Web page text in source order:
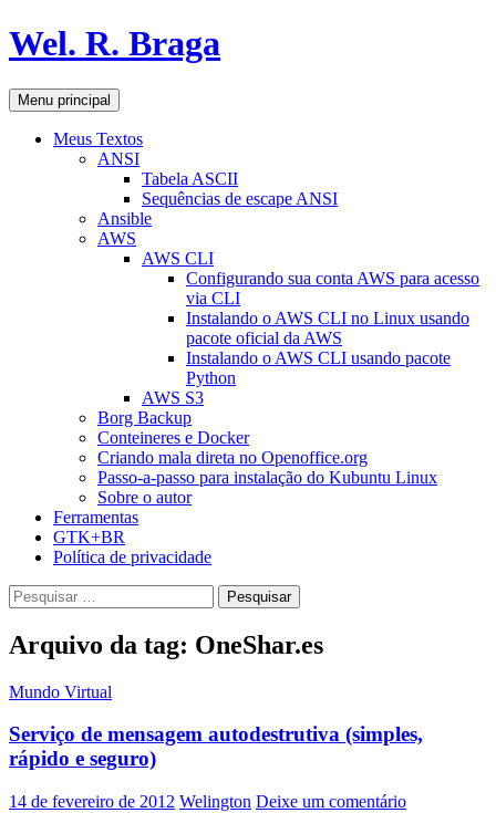
Pular
para
conteúdo
Wel. R. Braga
Pesquisar
Menu principal
Meus Textos
ANSI
Tabela ASCII
Sequências de escape ANSI
Ansible
AWS
AWS CLI
Configurando sua conta AWS para acesso
via CLI
Instalando o AWS CLI no Linux usando
pacote oficial da AWS
Instalando o AWS CLI usando pacote
Python
AWS S3
Borg Backup
Conteineres e Docker
Criando mala direta no Openoffice.org
Passo-a-passo para instalação do Kubuntu Linux
Sobre o autor
Ferramentas
GTK+BR
Política de privacidade
Pesquisar
por:
Arquivo da tag: OneShar.es
Mundo Virtual
Serviço de mensagem autodestrutiva (simples,
rápido e seguro)
14 de fevereiro de 2012 Welington Deixe um comentário